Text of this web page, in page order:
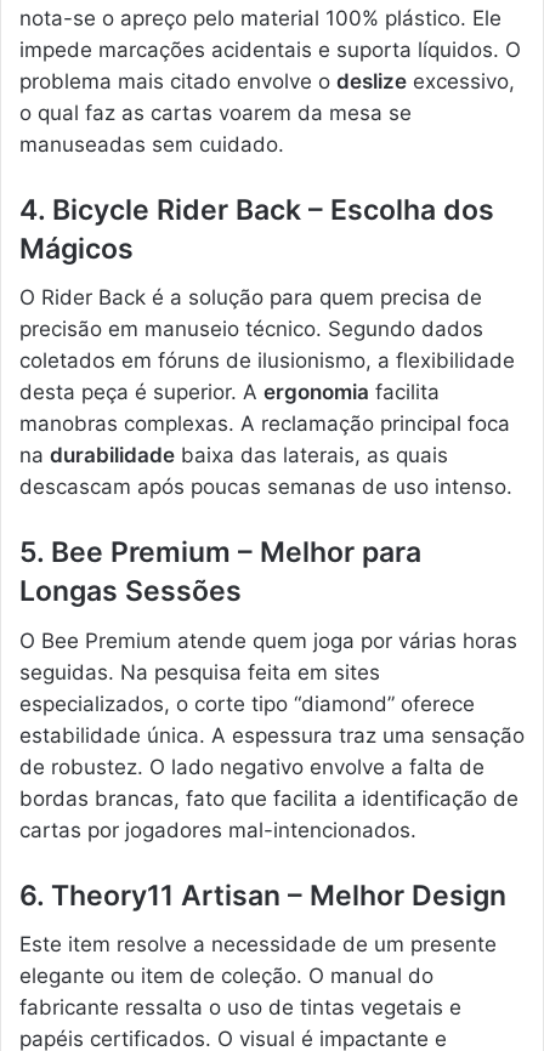
nota-se o apreço pelo material 100% plástico. Ele
impede marcações acidentais e suporta líquidos. O
problema mais citado envolve o deslize excessivo,
o qual faz as cartas voarem da mesa se
manuseadas sem cuidado.
4. Bicycle Rider Back – Escolha dos
Mágicos
O Rider Back é a solução para quem precisa de
precisão em manuseio técnico. Segundo dados
coletados em fóruns de ilusionismo, a flexibilidade
desta peça é superior. A ergonomia facilita
manobras complexas. A reclamação principal foca
na durabilidade baixa das laterais, as quais
descascam após poucas semanas de uso intenso.
5. Bee Premium – Melhor para
Longas Sessões
O Bee Premium atende quem joga por várias horas
seguidas. Na pesquisa feita em sites
especializados, o corte tipo “diamond” oferece
estabilidade única. A espessura traz uma sensação
de robustez. O lado negativo envolve a falta de
bordas brancas, fato que facilita a identificação de
cartas por jogadores mal-intencionados.
6. Theory11 Artisan – Melhor Design
Este item resolve a necessidade de um presente
elegante ou item de coleção. O manual do
fabricante ressalta o uso de tintas vegetais e
papéis certificados. O visual é impactante e